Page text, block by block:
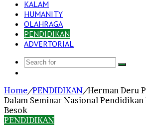
KALAM
HUMANITY
OLAHRAGA
PENDIDIKAN
ADVERTORIAL
Search
Home/PENDIDIKAN/Herman Deru
Dalam Seminar Nasional
Besok
PENDIDIKAN